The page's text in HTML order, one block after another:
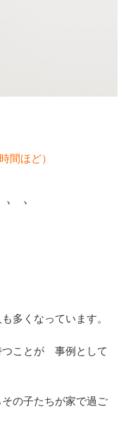
間ほど）
、
多くなっています。
つことが 事例として
の子たちが家で過ご